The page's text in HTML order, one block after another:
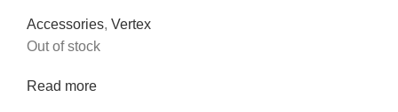
Accessories, Vertex
Out of stock
Read more